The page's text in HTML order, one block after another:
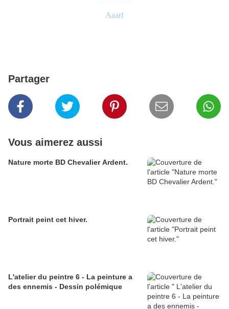
Aaarf
Partager
Vous aimerez aussi
Nature morte BD Chevalier Ardent.
Portrait peint cet hiver.
L'atelier du peintre 6 - La peinture a
des ennemis - Dessin polémique